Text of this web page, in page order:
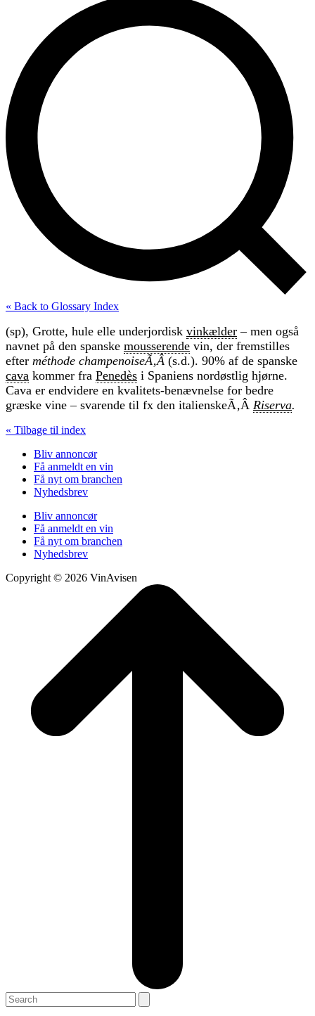
« Back to Glossary Index
(sp), Grotte, hule elle underjordisk vinkælder – men også
navnet på den spanske mousserende vin, der fremstilles
efter méthode champenoiseÃ‚Â (s.d.). 90% af de spanske
cava kommer fra Penedès i Spaniens nordøstlig hjørne.
Cava er endvidere en kvalitets-benævnelse for bedre
græske vine – svarende til fx den italienskeÃ‚Â Riserva.
« Tilbage til index
Bliv annoncør
Få anmeldt en vin
Få nyt om branchen
Nyhedsbrev
Bliv annoncør
Få anmeldt en vin
Få nyt om branchen
Nyhedsbrev
Copyright © 2026 VinAvisen